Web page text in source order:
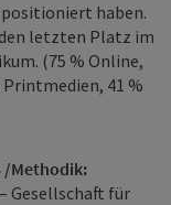
haben.
letzten Platz im
(75 % Online,
41 %
/Methodik:
Gesellschaft für